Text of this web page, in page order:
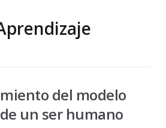
del modelo
un ser humano